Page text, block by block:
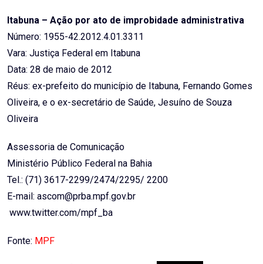
Itabuna – Ação por ato de improbidade administrativa
Número: 1955-42.2012.4.01.3311
Vara: Justiça Federal em Itabuna
Data: 28 de maio de 2012
Réus: ex-prefeito do município de Itabuna, Fernando Gomes
Oliveira, e o ex-secretário de Saúde, Jesuíno de Souza
Oliveira
Assessoria de Comunicação
Ministério Público Federal na Bahia
Tel.: (71) 3617-2299/2474/2295/ 2200
E-mail: ascom@prba.mpf.gov.br
www.twitter.com/mpf_ba
Fonte: MPF